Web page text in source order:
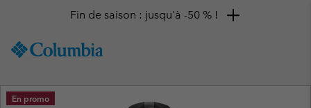
TO
SKIP
TO
Fin de saison : jusqu'à -50 % !
En promo